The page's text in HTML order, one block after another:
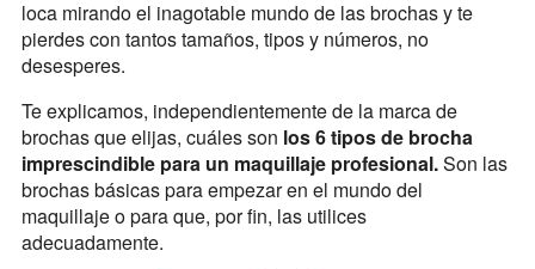
loca mirando el inagotable mundo de las brochas y te
pierdes con tantos tamaños, tipos y números, no
desesperes.
Te explicamos, independientemente de la marca de
brochas que elijas, cuáles son los 6 tipos de brocha
imprescindible para un maquillaje profesional.Son las
brochas básicas para empezar en el mundo del
maquillaje o para que, por fin, las utilices
adecuadamente.